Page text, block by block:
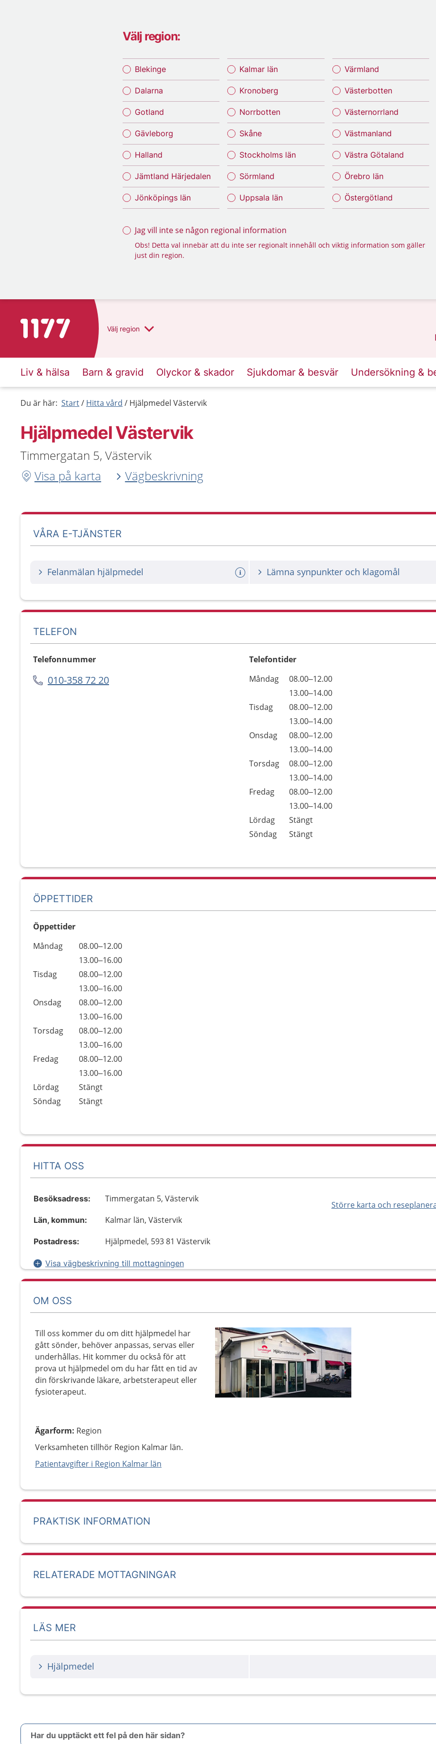
Välj region:
Blekinge
Dalarna
Gotland
Gävleborg
Halland
Jämtland Härjedalen
Jönköpings län
Kalmar län
Kronoberg
Norrbotten
Skåne
Stockholms län
Sörmland
Uppsala län
Värmland
Västerbotten
Västernorrland
Västmanland
Västra Götaland
Örebro län
Östergötland
Jag vill inte se någon regional information
Obs! Detta val innebär att du inte ser regionalt innehåll och viktig information som gäller
just din region.
Till startsidan för 1177 Välj region
Liv & hälsa Barn & gravid Olyckor & skador Sjukdomar & besvär Undersökning &
Du är här: Start Hitta vård Hjälpmedel Västervik
Hjälpmedel Västervik
Timmergatan 5, Västervik
Visa på karta
Vägbeskrivning
VÅRA E-TJÄNSTER
Felanmälan hjälpmedel Lämna synpunkter och klagomål
TELEFON
Telefonnummer
010-358 72 20
Telefontider
Dag
Öppettider
Kommentarer
Måndag
08.00–12.00
13.00–14.00
Tisdag
08.00–12.00
13.00–14.00
Onsdag
08.00–12.00
13.00–14.00
Torsdag
08.00–12.00
13.00–14.00
Fredag
08.00–12.00
13.00–14.00
Lördag
Stängt
Söndag
Stängt
ÖPPETTIDER
Öppettider
Dag
Öppettider
Kommentarer
Måndag
08.00–12.00
13.00–16.00
Tisdag
08.00–12.00
13.00–16.00
Onsdag
08.00–12.00
13.00–16.00
Torsdag
08.00–12.00
13.00–16.00
Fredag
08.00–12.00
13.00–16.00
Lördag
Stängt
Söndag
Stängt
HITTA OSS
Större karta och
Besöksadress: Timmergatan 5, Västervik
Län, kommun: Kalmar län, Västervik
Postadress: Hjälpmedel, 593 81 Västervik
Visa vägbeskrivning till mottagningen
OM OSS
Till oss kommer du om ditt hjälpmedel har
gått sönder, behöver anpassas, servas eller
underhållas. Hit kommer du också för att
prova ut hjälpmedel om du har fått en tid av
din förskrivande läkare, arbetsterapeut eller
fysioterapeut.
Ägarform: Region
Verksamheten tillhör Region Kalmar län.
Patientavgifter i Region Kalmar län
PRAKTISK INFORMATION
RELATERADE MOTTAGNINGAR
LÄS MER
Hjälpmedel
Har du upptäckt ett fel på den här sidan?